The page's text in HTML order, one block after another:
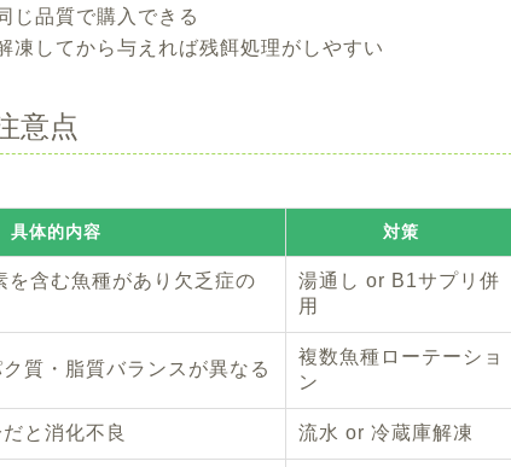
じ品質で購入できる
凍してから与えれば残餌処理がしやすい
意点
具体的内容 対策
を含む魚種があり欠乏症の
湯通し or B1サプリ併
用
質・脂質バランスが異なる
複数魚種ローテーショ
ン
と消化不良 流水 or 冷蔵庫解凍